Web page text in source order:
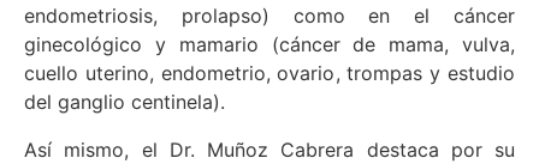
endometriosis, prolapso) como en el cáncer
ginecológico y mamario (cáncer de mama, vulva,
cuello uterino, endometrio, ovario, trompas y estudio
del ganglio centinela).
Así mismo, el Dr. Muñoz Cabrera destaca por su